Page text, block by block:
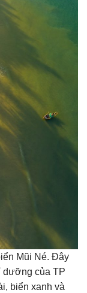
Mũi Né. Đây
dưỡng của TP
biển xanh và